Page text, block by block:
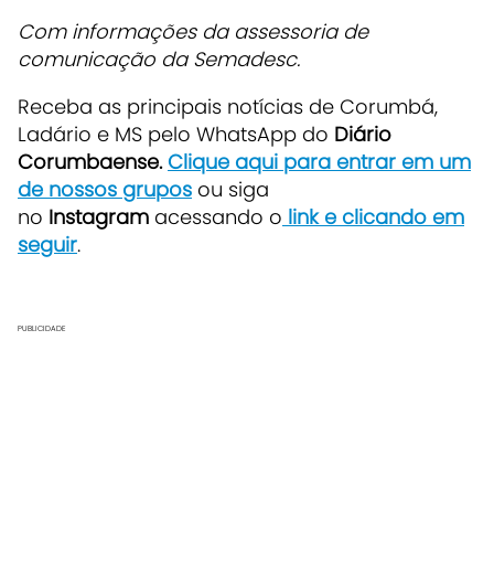
Com informações da assessoria de
comunicação da Semadesc.
Receba as principais notícias de Corumbá,
Ladário e MS pelo WhatsApp do Diário
Corumbaense.Clique aqui para entrar em um
de nossos grupos ou siga
no Instagram acessando o link e clicando em
seguir.
PUBLICIDADE